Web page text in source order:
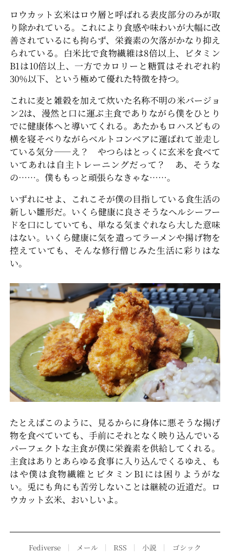
ロウカット玄米はロウ層と呼ばれる表皮部分のみが取
り除かれている。これにより食感や味わいが大幅に改
善されているにも拘らず、栄養素の欠落がかなり抑え
られている。白米比で食物繊維は8倍以上、ビタミン
B1は10倍以上、一方でカロリーと糖質はそれぞれ約
30％以下、という極めて優れた特徴を持つ。
これに麦と雑穀を加えて炊いた名称不明の米バージョ
ン2は、漫然と口に運ぶ主食でありながら僕をひとり
でに健康体へと導いてくれる。あたかもロハスどもの
横を寝そべりながらベルトコンベアに運ばれて並走し
ている気分――え？ やつらはとっくに玄米を食べて
いてあれは自主トレーニングだって？ あ、そうな
の……。僕ももっと頑張らなきゃな……。
いずれにせよ、これこそが僕の目指している食生活の
新しい雛形だ。いくら健康に良さそうなヘルシーフー
ドを口にしていても、単なる気まぐれなら大した意味
はない。いくら健康に気を遣ってラーメンや揚げ物を
控えていても、そんな修行僧じみた生活に彩りはな
い。
たとえばこのように、見るからに身体に悪そうな揚げ
物を食べていても、手前にそれとなく映り込んでいる
パーフェクトな主食が僕に栄養素を供給してくれる。
主食はありとあらゆる食事に入り込んでくるゆえ、も
はや僕は食物繊維とビタミンB1には困りようがな
い。兎にも角にも苦労しないことは継続の近道だ。ロ
ウカット玄米、おいしいよ。
Fediverse ｜ メール ｜ RSS ｜ 小説 ｜ ゴシック